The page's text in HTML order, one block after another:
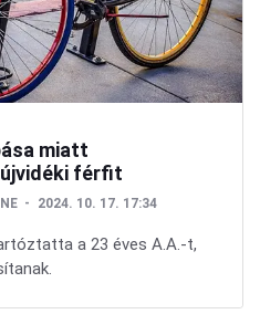
miatt
férfit
2024. 10. 17. 17:34
a 23 éves A.A.-t,